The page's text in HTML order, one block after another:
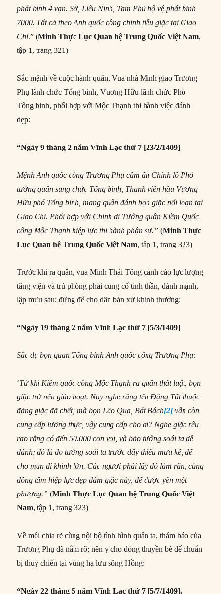
phát binh 4 vạn. Sở, Liêu Ninh, Tam Phủ hộ vệ phát binh
7000. Tất cả theo Anh quốc công chinh tiễu giặc tại Giao
Chỉ.” (Minh Thực Lục Quan hệ Trung Quốc Việt Nam,
tập 1, trang 321)
Sắc mệnh về cuộc hành quân, Vua nhà Minh giao Trương
Phụ lãnh chức Tổng binh, Vương Hữu lãnh chức Phó
Tổng binh, phối hợp với Mộc Thạnh thi hành việc đánh
dẹp:
“Ngày 9 tháng 2 năm Vĩnh Lạc thứ 7 [23/2/1409]
Mệnh Anh quốc công Trương Phụ cầm ấn Chinh lỗ Phó
tướng quân sung chức Tổng binh, Thanh viễn hầu Vương
Hữu phó Tổng binh, mang quân đánh bọn giặc nổi loạn tại
Giao Chỉ. Phối hợp với Chinh di Tướng quân Kiềm Quốc
công Mộc Thạnh hiệp lực thi hành phận sự.” (Minh Thực
Lục Quan hệ Trung Quốc Việt Nam, tập 1, trang 323)
Trước khi ra quân, vua Minh Thái Tông cảnh cáo lực lượng
tăng viện và trú phòng phải củng cố tinh thần, đánh mạnh,
lập mưu sâu; đừng để cho dân bản xứ khinh thường:
“Ngày 19 tháng 2 năm Vĩnh Lạc thứ 7 [5/3/1409]
Sắc dụ bọn quan Tổng binh Anh quốc công Trương Phụ:
‘Từ khi Kiềm quốc công Mộc Thạnh ra quân thất luật, bọn
giặc trở nên giảo hoạt. Nay nghe rằng tên Đặng Tất thuộc
đảng giặc đã chết; mà bọn Lão Qua, Bát Bách[2] vẫn còn
cung cấp lương thực, vậy cung cấp cho ai? Nghe giặc rêu
rao rằng có đến 50.000 con voi, và bảo tướng soái ta dễ
đánh; đó là do tướng soái ta trước đây thiếu mưu kế, để
cho man di khinh lờn. Các ngươi phải lấy đó làm răn, cùng
đồng tâm hiệp lực dẹp đám giặc này, để được yên một
phương.”(Minh Thực Lục Quan hệ Trung Quốc Việt
Nam, tập 1, trang 323)
Về mối chia rẽ cùng nội bộ tình hình quân ta, thám báo của
Trương Phụ đã nắm rõ; nên y cho đóng thuyền bè để chuẩn
bị thuỷ chiến tại vùng hạ lưu sông Hồng:
“Ngày 22 tháng 5 năm Vĩnh Lạc thứ 7 [5/7/1409].